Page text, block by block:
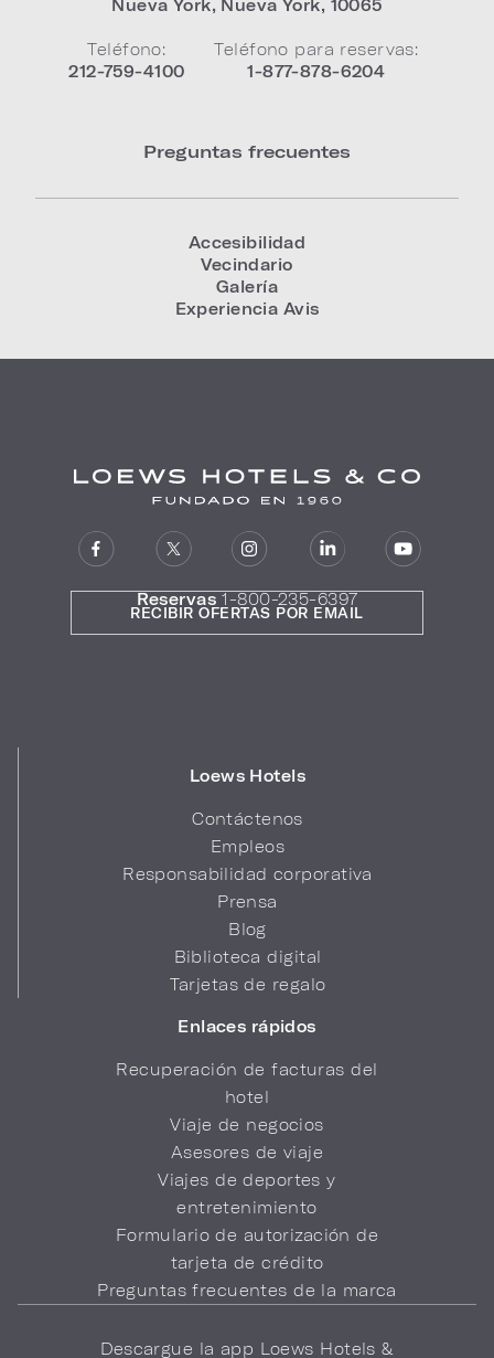
Nueva York, Nueva York, 10065
Teléfono:
212-759-4100
Teléfono para reservas:
1-877-878-6204
Preguntas frecuentes
Accesibilidad
Vecindario
Galería
Experiencia Avis
Reservas 1-800-235-6397
Loews Hotels
Contáctenos
Empleos
Responsabilidad corporativa
Prensa
Blog
Biblioteca digital
Tarjetas de regalo
Enlaces rápidos
Recuperación de facturas del
hotel
Viaje de negocios
Asesores de viaje
Viajes de deportes y
entretenimiento
Formulario de autorización de
tarjeta de crédito
Preguntas frecuentes de la marca
RECIBIR OFERTAS POR EMAIL
Descargue la app Loews Hotels &